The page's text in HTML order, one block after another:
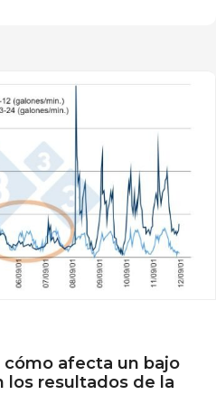
cómo afecta un bajo
los resultados de la